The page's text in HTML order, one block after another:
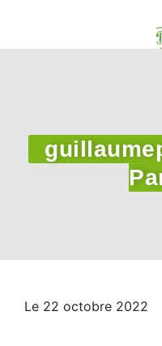
Le 22 octobre 2022